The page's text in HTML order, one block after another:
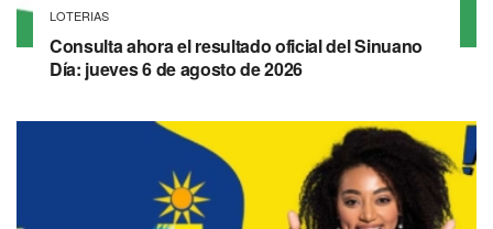
LOTERIAS
Consulta ahora el resultado oficial del Sinuano
Día: jueves 6 de agosto de 2026